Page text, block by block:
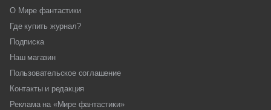
О Мире фантастики
Где купить журнал?
Подписка
Наш магазин
Пользовательское соглашение
Контакты и редакция
Реклама на «Мире фантастики»